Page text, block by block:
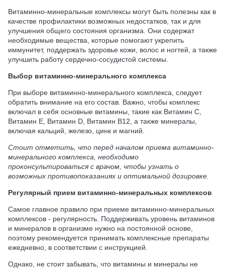
Витаминно-минеральные комплексы могут быть полезны как в
качестве профилактики возможных недостатков, так и для
улучшения общего состояния организма. Они содержат
необходимые вещества, которые помогают укрепить
иммунитет, поддержать здоровье кожи, волос и ногтей, а также
улучшить работу сердечно-сосудистой системы.
Выбор витаминно-минерального комплекса
При выборе витаминно-минерального комплекса, следует
обратить внимание на его состав. Важно, чтобы комплекс
включал в себя основные витамины, такие как Витамин С,
Витамин Е, Витамин D, Витамин В12, а также минералы,
включая кальций, железо, цинк и магний.
Стоит отметить, что перед началом приема витаминно-
минерального комплекса, необходимо
проконсультироваться с врачом, чтобы узнать о
возможных противопоказаниях и оптимальной дозировке.
Регулярный прием витаминно-минеральных комплексов
Самое главное правило при приеме витаминно-минеральных
комплексов - регулярность. Поддерживать уровень витаминов
и минералов в организме нужно на постоянной основе,
поэтому рекомендуется принимать комплексные препараты
ежедневно, в соответствии с инструкцией.
Однако, не стоит забывать, что витамины и минералы не